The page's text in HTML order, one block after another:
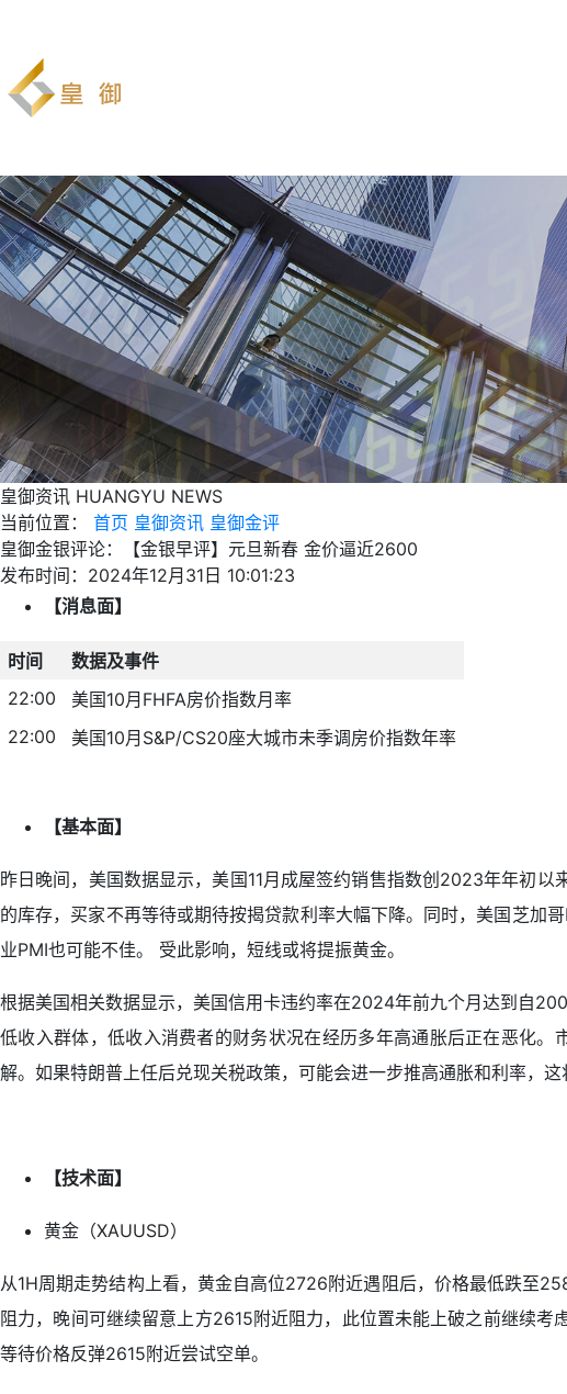
皇御资讯 HUANGYU NEWS
当前位置：
首页 皇御资讯 皇御金评
皇御金银评论：【金银早评】元旦新春 金价逼近2600
发布时间：2024年12月31日 10:01:23
【消息面】
时间
数据及事件
22:00
美国10月FHFA房价指数月率
22:00
美国10月S&P/CS20座大城市未季调房价指数年率
【基本面】
昨日晚间，美国数据显示，美国11月成屋签约销售指数创2023年年初
的库存，买家不再等待或期待按揭贷款利率大幅下降。同时，美国芝加
业PMI也可能不佳。 受此影响，短线或将提振黄金。
根据美国相关数据显示，美国信用卡违约率在2024年前九个月达到自
低收入群体，低收入消费者的财务状况在经历多年高通胀后正在恶化
解。如果特朗普上任后兑现关税政策，可能会进一步推高通胀和利率，
【技术面】
黄金（XAUUSD）
从1H周期走势结构上看，黄金自高位2726附近遇阻后，价格最低跌至
阻力，晚间可继续留意上方2615附近阻力，此位置未能上破之前继续
等待价格反弹2615附近尝试空单。